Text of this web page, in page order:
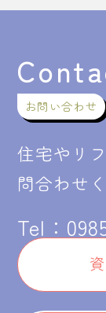
お問い合わせ
住宅やリ
問合わせ
Tel：